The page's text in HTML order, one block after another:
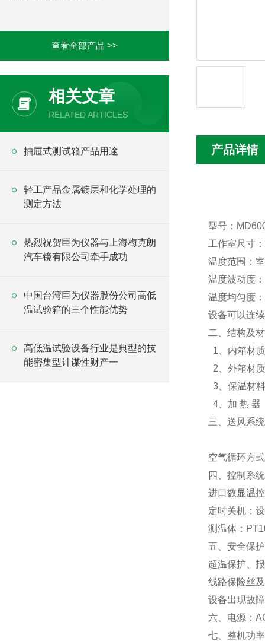
查看全部产品 >>
相关文章
RELATED ARTICLES
抽屉式测试箱产品用途
轻工产品金属镀层和化学处理的
测定方法
热烈祝贺巨为仪器与上海梅克朗
汽车镜有限公司牵手成功
中国台湾巨为仪器股份公司高低
温试验箱的三个性能优势
高低温试验设备行业是典型的技
能密集型计谋性财产一
产品详情
型号：
工作室尺寸：
温度范围：
温度波动度
温度均匀度
设备可以连
二、结构及
1、内箱材
2、外箱材
3、保温材
4、加 热 器
三、送风系统
空气循环方
四、控制系统
进口数显温
定时关机：
测温体：
五、安全保
超温保护、
线路保险丝
设备出现故
六、电源：
七、整机功